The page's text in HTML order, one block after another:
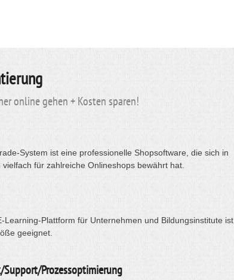
online gehen + Kosten sparen!
System ist eine professionelle Shopsoftware, die sich in
für zahlreiche Onlineshops bewährt hat.
Learning-Plattform für Unternehmen und Bildungsinstitute ist
geeignet.
Prozessoptimierung